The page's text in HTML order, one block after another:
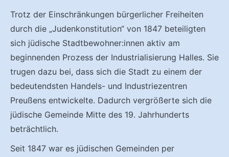
Trotz der Einschränkungen bürgerlicher Freiheiten
durch die „Judenkonstitution“ von 1847 beteiligten
sich jüdische Stadtbewohner:innen aktiv am
beginnenden Prozess der Industrialisierung Halles. Sie
trugen dazu bei, dass sich die Stadt zu einem der
bedeutendsten Handels- und Industriezentren
Preußens entwickelte. Dadurch vergrößerte sich die
jüdische Gemeinde Mitte des 19. Jahrhunderts
beträchtlich.
Seit 1847 war es jüdischen Gemeinden per